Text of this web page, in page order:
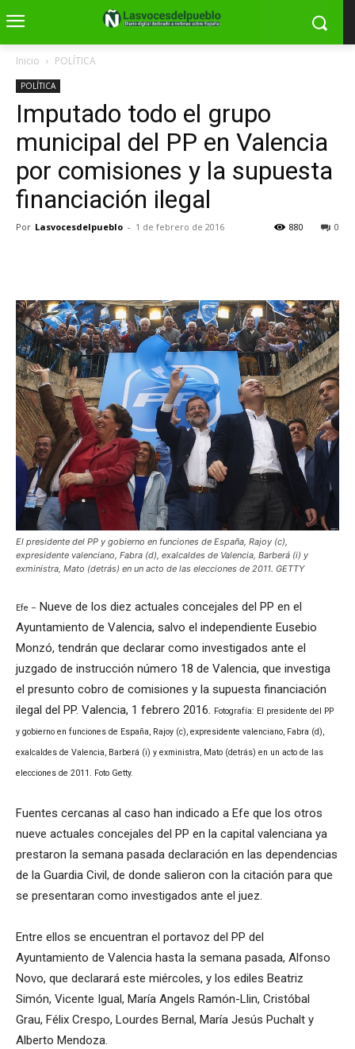
Inicio POLÍTICA
POLÍTICA
Imputado todo el grupo
municipal del PP en Valencia
por comisiones y la supuesta
financiación ilegal
Por Lasvocesdelpueblo - 1 de febrero de 2016 0
880
El presidente del PP y gobierno en funciones de España, Rajoy (c),
expresidente valenciano, Fabra (d), exalcaldes de Valencia, Barberá (i) y
exministra, Mato (detrás) en un acto de las elecciones de 2011. GETTY
Efe – Nueve de los diez actuales concejales del PP en el
Ayuntamiento de Valencia, salvo el independiente Eusebio
Monzó, tendrán que declarar como investigados ante el
juzgado de instrucción número 18 de Valencia, que investiga
el presunto cobro de comisiones y la supuesta financiación
ilegal del PP. Valencia, 1 febrero 2016. Fotografía: El presidente del PP
y gobierno en funciones de España, Rajoy (c), expresidente valenciano, Fabra (d),
exalcaldes de Valencia, Barberá (i) y exministra, Mato (detrás) en un acto de las
elecciones de 2011. Foto Getty.
Fuentes cercanas al caso han indicado a Efe que los otros
nueve actuales concejales del PP en la capital valenciana ya
prestaron la semana pasada declaración en las dependencias
de la Guardia Civil, de donde salieron con la citación para que
se presentaran como investigados ante el juez.
Entre ellos se encuentran el portavoz del PP del
Ayuntamiento de Valencia hasta la semana pasada, Alfonso
Novo, que declarará este miércoles, y los ediles Beatriz
Simón, Vicente Igual, María Angels Ramón-Llin, Cristóbal
Grau, Félix Crespo, Lourdes Bernal, María Jesús Puchalt y
Alberto Mendoza.